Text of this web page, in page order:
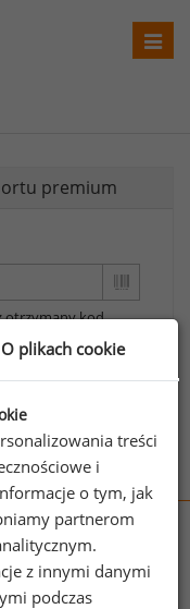
premium
otrzymany kod.
Wykorzystaj kod
weź udział
.
O plikach cookie
treści
i
o tym, jak
partnerom
z innymi danymi
podczas